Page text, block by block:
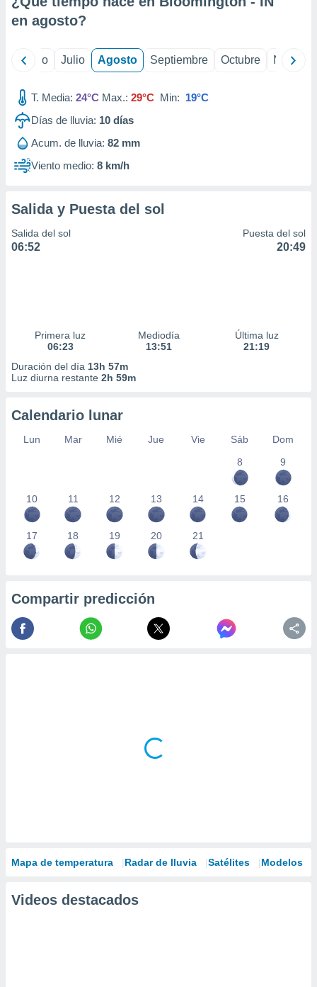
e
publicidad
publicidad
de
en agosto?
Junio Julio Agosto Septiembre Octubre
T. Media: 24°C Max.: 29°C Min: 19°C
Días de lluvia: 10 días
Acum. de lluvia: 82 mm
Viento medio: 8 km/h
Salida y Puesta del sol
Salida del sol
06:52
Puesta del sol
20:49
Primera luz
06:23
Mediodía
13:51
Última luz
21:19
Duración del día 13h 57m
Luz diurna restante 2h 59m
Calendario lunar
Lun Mar Mié Jue Vie Sáb
Dom
8
9
10 11 12 13 14 15 16
17 18 19 20 21
Compartir predicción
Mapa de temperatura Radar de lluvia Satélites Modelos
Videos destacados